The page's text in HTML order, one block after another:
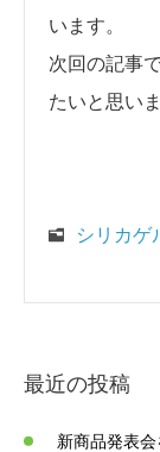
います。
次回の記事
たいと思い
シリカゲ
最近の投稿
新商品発表会